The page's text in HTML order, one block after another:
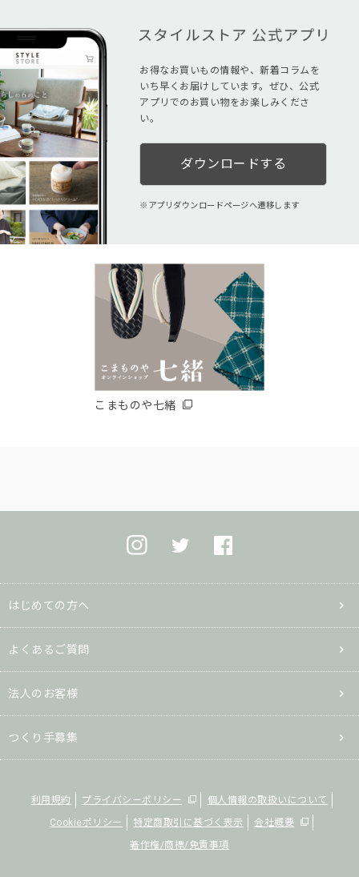
お得なお買いもの情報や、新着コラムを
いち早くお届けしています。ぜひ、公式
アプリでのお買い物をお楽しみくださ
い。
ダウンロードする
アプリダウンロードページへ遷移します
こまものや七緒
はじめての方へ
よくあるご質問
法人のお客様
つくり手募集
利用規約 プライバシーポリシー
個人情報の取扱いについて
Cookieポリシー
特定商取引に基づく表示
会社概要
著作権/商標/免責事項